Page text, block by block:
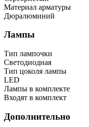
Материал арматуры
Дюралюминий
Лампы
Тип лампочки
Светодиодная
Тип цоколя лампы
LED
Лампы в комплекте
Входят в комплект
Дополнительно